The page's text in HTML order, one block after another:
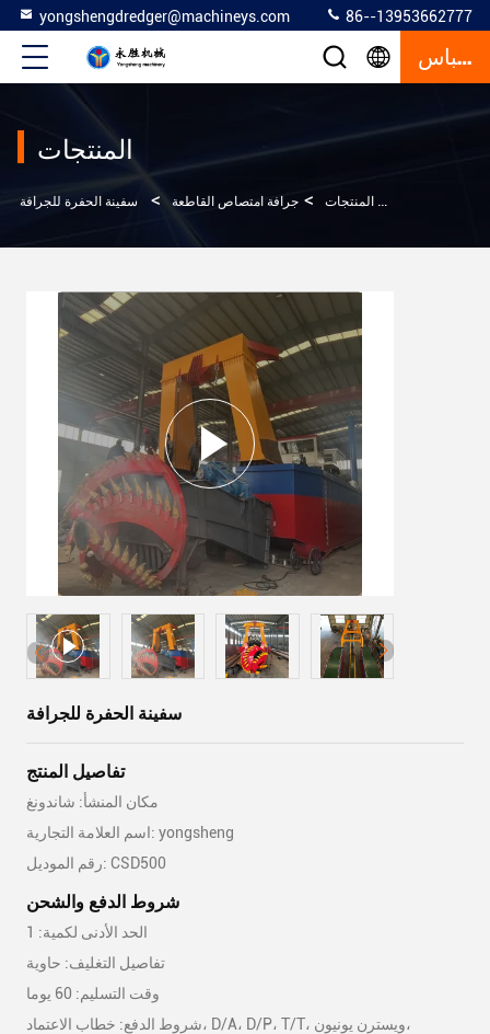
yongshengdredger@machineys.com 86--13953662777
إقتباس
المنتجات
> المنتجات > جرافة امتصاص القاطعة > سفينة الحفرة للجرافة
سفينة الحفرة للجرافة
تفاصيل المنتج
مكان المنشأ: شاندونغ
اسم العلامة التجارية: yongsheng
رقم الموديل: CSD500
شروط الدفع والشحن
الحد الأدنى لكمية: 1
تفاصيل التغليف: حاوية
وقت التسليم: 60 يوما
شروط الدفع: خطاب الاعتماد، D/A، D/P، T/T، ويسترن يونيون،